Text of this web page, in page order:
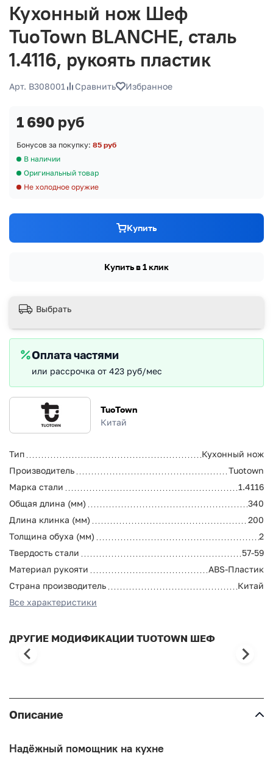
Кухонный нож Шеф
TuoTown BLANCHE, сталь
1.4116, рукоять пластик
Арт. B308001 Сравнить Избранное
TuoTown
Китай
Тип
Кухонный нож
Производитель
Tuotown
Марка стали
1.4116
Общая длина (мм)
340
Длина клинка (мм)
200
Толщина обуха (мм)
2
Твердость стали
57-59
Материал рукояти
ABS-Пластик
Страна производитель
Китай
Все характеристики
1 690 руб
Бонусов за покупку: 85 руб
В наличии
Оригинальный товар
Не холодное оружие
Купить
Купить в 1 клик
Выбрать
Оплата частями
или рассрочка от 423 руб/мес
ДРУГИЕ МОДИФИКАЦИИ TUOTOWN ШЕФ
Описание
Надёжный помощник на кухне